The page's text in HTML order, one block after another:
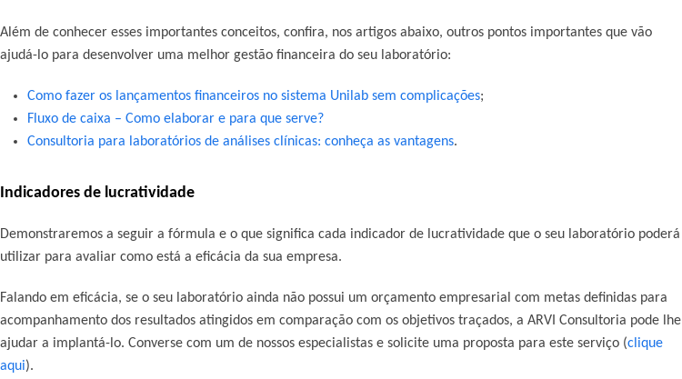
Além de conhecer esses importantes conceitos, confira, nos artigos abaixo, outros pontos importantes que vão
ajudá-lo para desenvolver uma melhor gestão financeira do seu laboratório:
Como fazer os lançamentos financeiros no sistema Unilab sem complicações;
Fluxo de caixa – Como elaborar e para que serve?
Consultoria para laboratórios de análises clínicas: conheça as vantagens.
Indicadores de lucratividade
Demonstraremos a seguir a fórmula e o que significa cada indicador de lucratividade que o seu laboratório poderá
utilizar para avaliar como está a eficácia da sua empresa.
Falando em eficácia, se o seu laboratório ainda não possui um orçamento empresarial com metas definidas para
acompanhamento dos resultados atingidos em comparação com os objetivos traçados, a ARVI Consultoria pode lhe
ajudar a implantá-lo. Converse com um de nossos especialistas e solicite uma proposta para este serviço (clique
aqui).